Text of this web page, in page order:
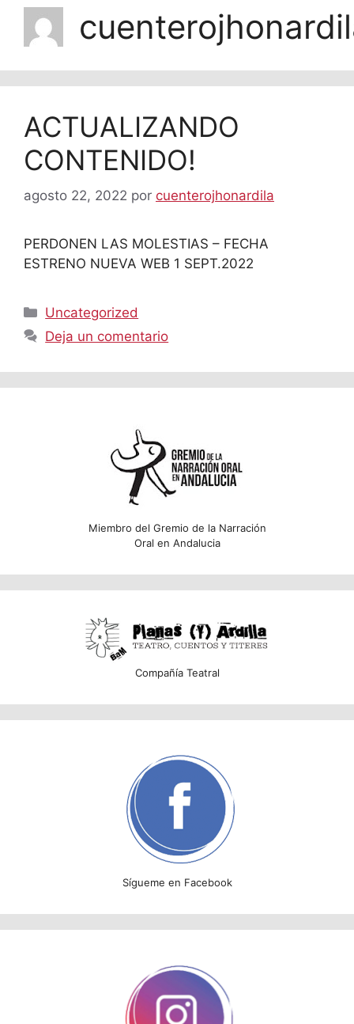
ACTUALIZANDO
CONTENIDO!
agosto 22, 2022 por cuenterojhonardila
PERDONEN LAS MOLESTIAS – FECHA
ESTRENO NUEVA WEB 1 SEPT.2022
Categorías
Uncategorized
Deja un comentario
Miembro del Gremio de la Narración
Oral en Andalucia
Compañía Teatral
Sígueme en Facebook